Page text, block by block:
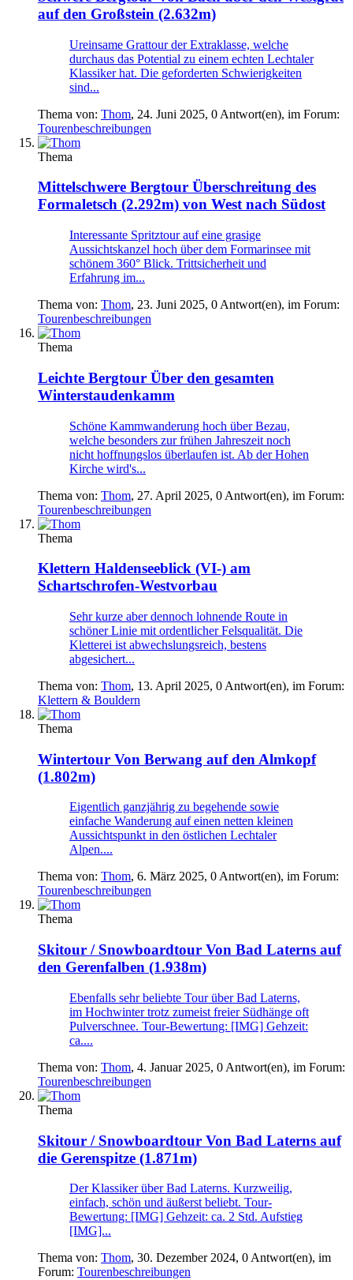
auf den Großstein (2.632m)
Ureinsame Grattour der Extraklasse, welche
durchaus das Potential zu einem echten Lechtaler
Klassiker hat. Die geforderten Schwierigkeiten
sind...
Thema von: Thom, 24. Juni 2025, 0 Antwort(en), im Forum:
Tourenbeschreibungen
Thema
Mittelschwere Bergtour Überschreitung des
Formaletsch (2.292m) von West nach Südost
Interessante Spritztour auf eine grasige
Aussichtskanzel hoch über dem Formarinsee mit
schönem 360° Blick. Trittsicherheit und
Erfahrung im...
Thema von: Thom, 23. Juni 2025, 0 Antwort(en), im Forum:
Tourenbeschreibungen
Thema
Leichte Bergtour Über den gesamten
Winterstaudenkamm
Schöne Kammwanderung hoch über Bezau,
welche besonders zur frühen Jahreszeit noch
nicht hoffnungslos überlaufen ist. Ab der Hohen
Kirche wird's...
Thema von: Thom, 27. April 2025, 0 Antwort(en), im Forum:
Tourenbeschreibungen
Thema
Klettern Haldenseeblick (VI-) am
Schartschrofen-Westvorbau
Sehr kurze aber dennoch lohnende Route in
schöner Linie mit ordentlicher Felsqualität. Die
Kletterei ist abwechslungsreich, bestens
abgesichert...
Thema von: Thom, 13. April 2025, 0 Antwort(en), im Forum:
Klettern & Bouldern
Thema
Wintertour Von Berwang auf den Almkopf
(1.802m)
Eigentlich ganzjährig zu begehende sowie
einfache Wanderung auf einen netten kleinen
Aussichtspunkt in den östlichen Lechtaler
Alpen....
Thema von: Thom, 6. März 2025, 0 Antwort(en), im Forum:
Tourenbeschreibungen
Thema
Skitour / Snowboardtour Von Bad Laterns auf
den Gerenfalben (1.938m)
Ebenfalls sehr beliebte Tour über Bad Laterns,
im Hochwinter trotz zumeist freier Südhänge oft
Pulverschnee. Tour-Bewertung: [IMG] Gehzeit:
ca....
Thema von: Thom, 4. Januar 2025, 0 Antwort(en), im Forum:
Tourenbeschreibungen
Thema
Skitour / Snowboardtour Von Bad Laterns auf
die Gerenspitze (1.871m)
Der Klassiker über Bad Laterns. Kurzweilig,
einfach, schön und äußerst beliebt. Tour-
Bewertung: [IMG] Gehzeit: ca. 2 Std. Aufstieg
[IMG]...
Thema von: Thom, 30. Dezember 2024, 0 Antwort(en), im
Forum: Tourenbeschreibungen